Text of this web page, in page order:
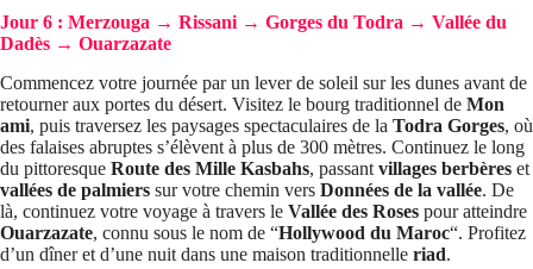
Jour 6 : Merzouga → Rissani → Gorges du Todra → Vallée du
Dadès → Ouarzazate
Commencez votre journée par un lever de soleil sur les dunes avant de
retourner aux portes du désert. Visitez le bourg traditionnel de Mon
ami, puis traversez les paysages spectaculaires de la Todra Gorges, où
des falaises abruptes s’élèvent à plus de 300 mètres. Continuez le long
du pittoresque Route des Mille Kasbahs, passant villages berbères et
vallées de palmiers sur votre chemin vers Données de la vallée. De
là, continuez votre voyage à travers le Vallée des Roses pour atteindre
Ouarzazate, connu sous le nom de “Hollywood du Maroc“. Profitez
d’un dîner et d’une nuit dans une maison traditionnelle riad.